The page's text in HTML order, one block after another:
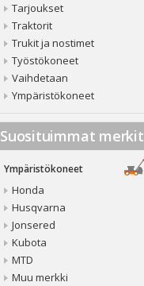
Tarjoukset
Traktorit
Trukit ja nostimet
Työstökoneet
Vaihdetaan
Ympäristökoneet
Suosituimmat merkit
Ympäristökoneet
Honda
Husqvarna
Jonsered
Kubota
MTD
Muu merkki